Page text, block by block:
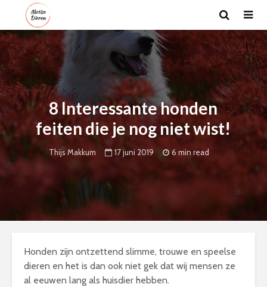
8 Interessante honden
feiten die je nog niet wist!
Thijs Makkum 17 juni 2019 6 min read
Honden zijn ontzettend slimme, trouwe en speelse
dieren en het is dan ook niet gek dat wij mensen ze
al eeuwen lang als huisdier hebben.